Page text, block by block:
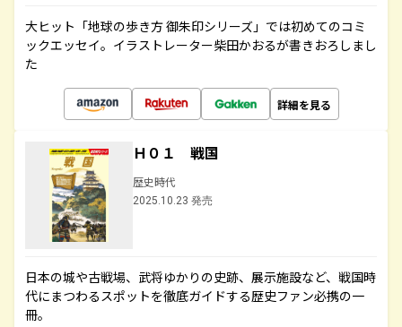
大ヒット「地球の歩き方 御朱印シリーズ」では初めてのコミ
ックエッセイ。イラストレーター柴田かおるが書きおろしまし
た
詳細を見る
Ｈ０１ 戦国
歴史時代
2025.10.23 発売
日本の城や古戦場、武将ゆかりの史跡、展示施設など、戦国時
代にまつわるスポットを徹底ガイドする歴史ファン必携の一
冊。